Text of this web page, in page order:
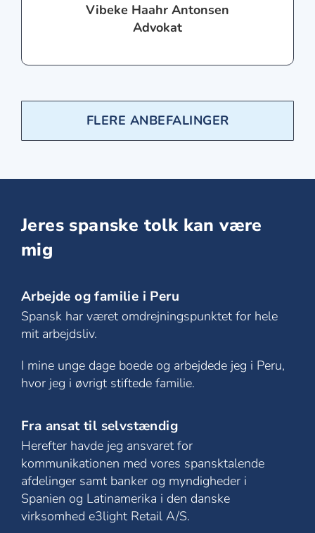
Vibeke Haahr Antonsen
Advokat
FLERE ANBEFALINGER
Jeres spanske tolk kan være
mig
Arbejde og familie i Peru
Spansk har været omdrejningspunktet for hele
mit arbejdsliv.
I mine unge dage boede og arbejdede jeg i Peru,
hvor jeg i øvrigt stiftede familie.
Fra ansat til selvstændig
Herefter havde jeg ansvaret for
kommunikationen med vores spansktalende
afdelinger samt banker og myndigheder i
Spanien og Latinamerika i den danske
virksomhed e3light Retail A/S.